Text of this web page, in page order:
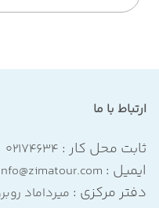
ارتباط با ما
ثابت محل کار : ۰۲۱۷۴۶۳۴
ایمیل :
دفتر مرکزی : میرداماد